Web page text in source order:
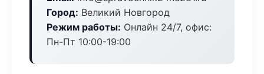
Город: Великий Новгород
Режим работы: Онлайн 24/7, офис:
Пн-Пт 10:00-19:00